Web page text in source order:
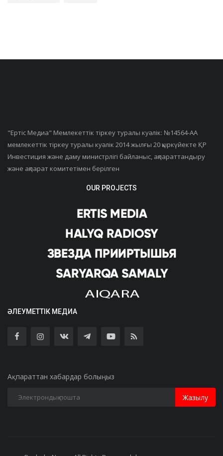
"Ертiс Медиа" Мемлекеттік тіркеу туралы куәлік: №14564-АА
мемлекеттік тіркеу туралы куәлік 2014 жылғы 20 қыркүйекте ҚР
Инвестиция және даму министрлігі байланыс, ақпараттандыру
және ақпарат комитетімен берілген
OUR PROJECTS
ӘЛЕУМЕТТІК МЕДИА
Ақпараттан хабардар болыңыз
Жазылу